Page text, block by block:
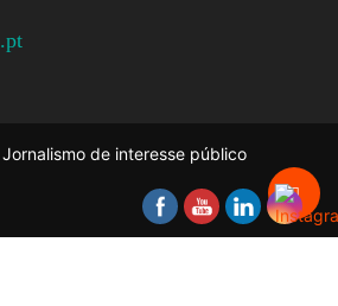
de interesse público